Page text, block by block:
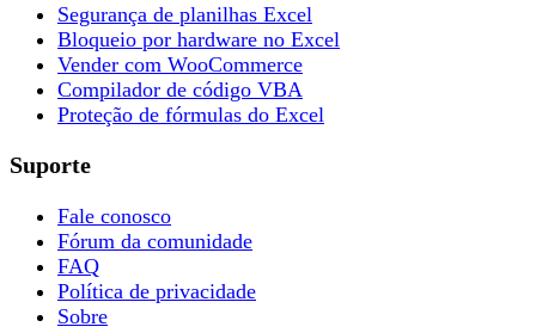
Segurança de planilhas Excel
Bloqueio por hardware no Excel
Vender com WooCommerce
Compilador de código VBA
Proteção de fórmulas do Excel
Suporte
Fale conosco
Fórum da comunidade
FAQ
Política de privacidade
Sobre